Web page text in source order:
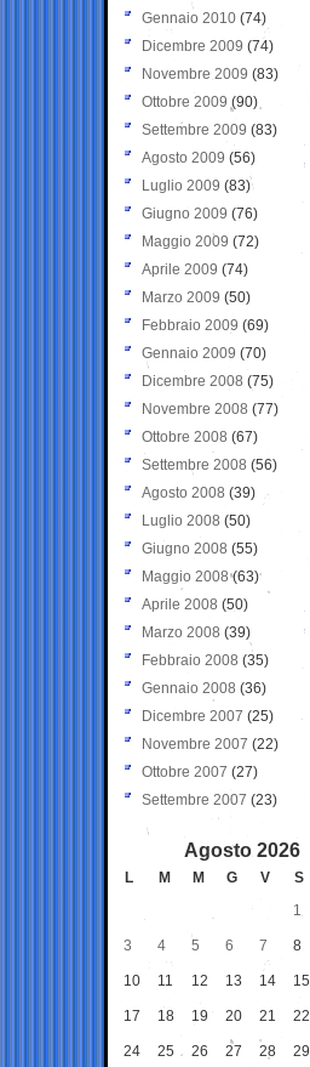
Gennaio 2010 (74)
Dicembre 2009 (74)
Novembre 2009 (83)
Ottobre 2009 (90)
Settembre 2009 (83)
Agosto 2009 (56)
Luglio 2009 (83)
Giugno 2009 (76)
Maggio 2009 (72)
Aprile 2009 (74)
Marzo 2009 (50)
Febbraio 2009 (69)
Gennaio 2009 (70)
Dicembre 2008 (75)
Novembre 2008 (77)
Ottobre 2008 (67)
Settembre 2008 (56)
Agosto 2008 (39)
Luglio 2008 (50)
Giugno 2008 (55)
Maggio 2008(63)
Aprile 2008 (50)
Marzo 2008 (39)
Febbraio 2008 (35)
Gennaio 2008 (36)
Dicembre 2007 (25)
Novembre 2007 (22)
Ottobre 2007 (27)
Settembre 2007 (23)
Agosto 2026
L M M G V S
1
3 4 5 6 7 8
10 11 12 13 14 15
17 18 19 20 21 22
24 25 26 27 28 29